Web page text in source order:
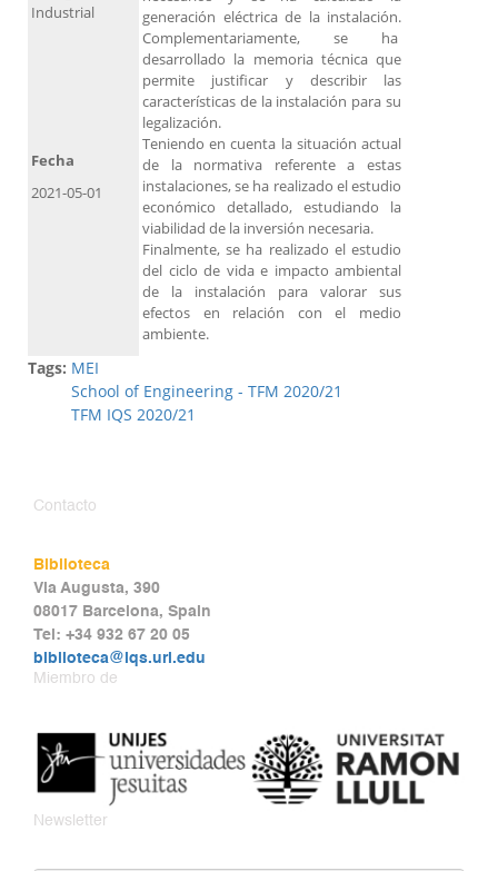
generación eléctrica de la instalación.
Complementariamente, se ha
desarrollado la memoria técnica que
permite justificar y describir las
características de la instalación para su
legalización.
Teniendo en cuenta la situación actual
de la normativa referente a estas
instalaciones, se ha realizado el estudio
económico detallado, estudiando la
viabilidad de la inversión necesaria.
Finalmente, se ha realizado el estudio
del ciclo de vida e impacto ambiental
de la instalación para valorar sus
efectos en relación con el medio
ambiente.
Industrial
Fecha
2021-05-01
Tags: MEI
School of Engineering - TFM 2020/21
TFM IQS 2020/21
Contacto
Biblioteca
Via Augusta, 390
08017 Barcelona, Spain
Tel: +34 932 67 20 05
biblioteca@iqs.url.edu
Miembro de
Newsletter